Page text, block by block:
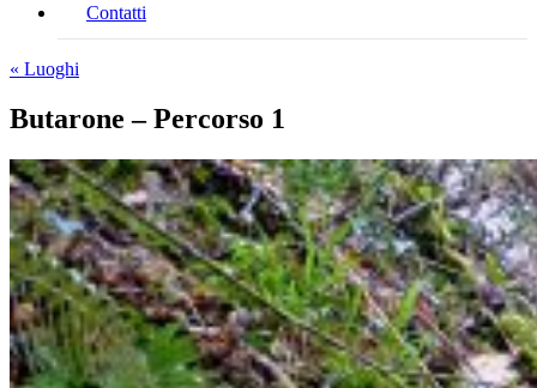
Contatti
« Luoghi
Butarone – Percorso 1